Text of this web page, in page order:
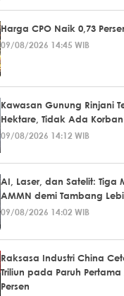
Harga CPO Naik 0,73
09/08/2026 14:45 WIB
Kawasan Gunung Rinjani
Hektare, Tidak Ada
09/08/2026 14:12 WIB
AI, Laser, dan Satelit: Tiga
AMMN demi Tambang
09/08/2026 14:02 WIB
Raksasa Industri China
Triliun pada Paruh Pertama
Persen